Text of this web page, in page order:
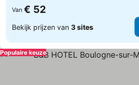
Van € 52
Bekijk prijzen van 3 sites
Populaire keuze